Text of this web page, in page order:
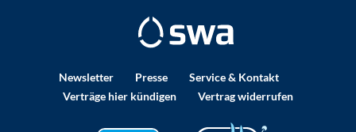
Newsletter Presse
Service & Kontakt
Verträge hier kündigen
Vertrag widerrufen